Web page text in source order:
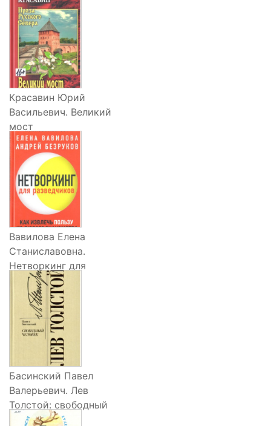
Красавин Юрий
Васильевич. Великий
мост
Подробнее
Вавилова Елена
Станиславовна.
Нетворкинг для
разведчиков
Подробнее
Басинский Павел
Валерьевич. Лев
Толстой: свободный
человек